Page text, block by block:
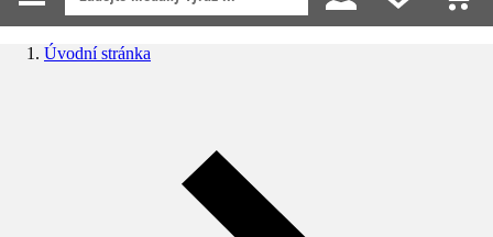
Úvodní stránka